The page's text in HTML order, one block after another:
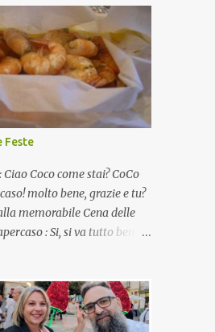
Feste
Ciao Coco come stai? CoCo
molto bene, grazie e tu?
memorabile Cena delle
: Si, si va tutto bene…
Eh già!! E adesso con le feste
che mangiate…a
cosa prepari domenica per